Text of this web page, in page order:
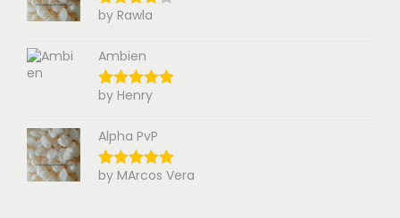
by Rawla
Ambien
by Henry
Alpha PvP
by MArcos Vera